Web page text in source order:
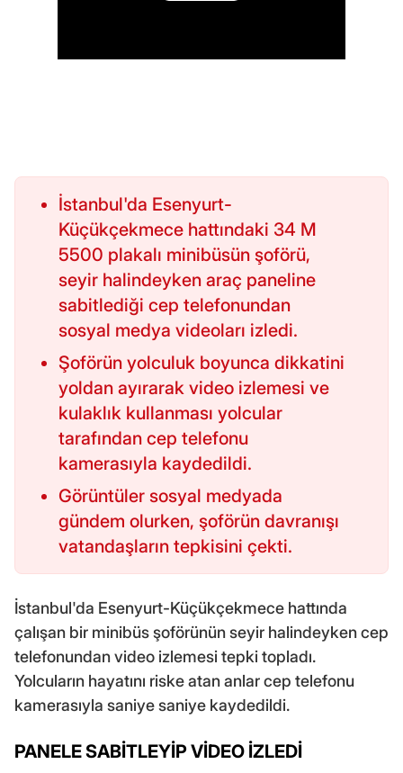
İstanbul'da Esenyurt-
Küçükçekmece hattındaki 34 M
5500 plakalı minibüsün şoförü,
seyir halindeyken araç paneline
sabitlediği cep telefonundan
sosyal medya videoları izledi.
Şoförün yolculuk boyunca dikkatini
yoldan ayırarak video izlemesi ve
kulaklık kullanması yolcular
tarafından cep telefonu
kamerasıyla kaydedildi.
Görüntüler sosyal medyada
gündem olurken, şoförün davranışı
vatandaşların tepkisini çekti.
İstanbul'da Esenyurt-Küçükçekmece hattında
çalışan bir minibüs şoförünün seyir halindeyken cep
telefonundan video izlemesi tepki topladı.
Yolcuların hayatını riske atan anlar cep telefonu
kamerasıyla saniye saniye kaydedildi.
PANELE SABİTLEYİP VİDEO İZLEDİ